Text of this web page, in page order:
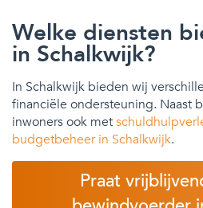
Welke diensten
in Schalkwijk?
In Schalkwijk bieden wij
financiële ondersteuning. Naast
inwoners ook met
budgetbeheer in Schalkwijk.
Praat